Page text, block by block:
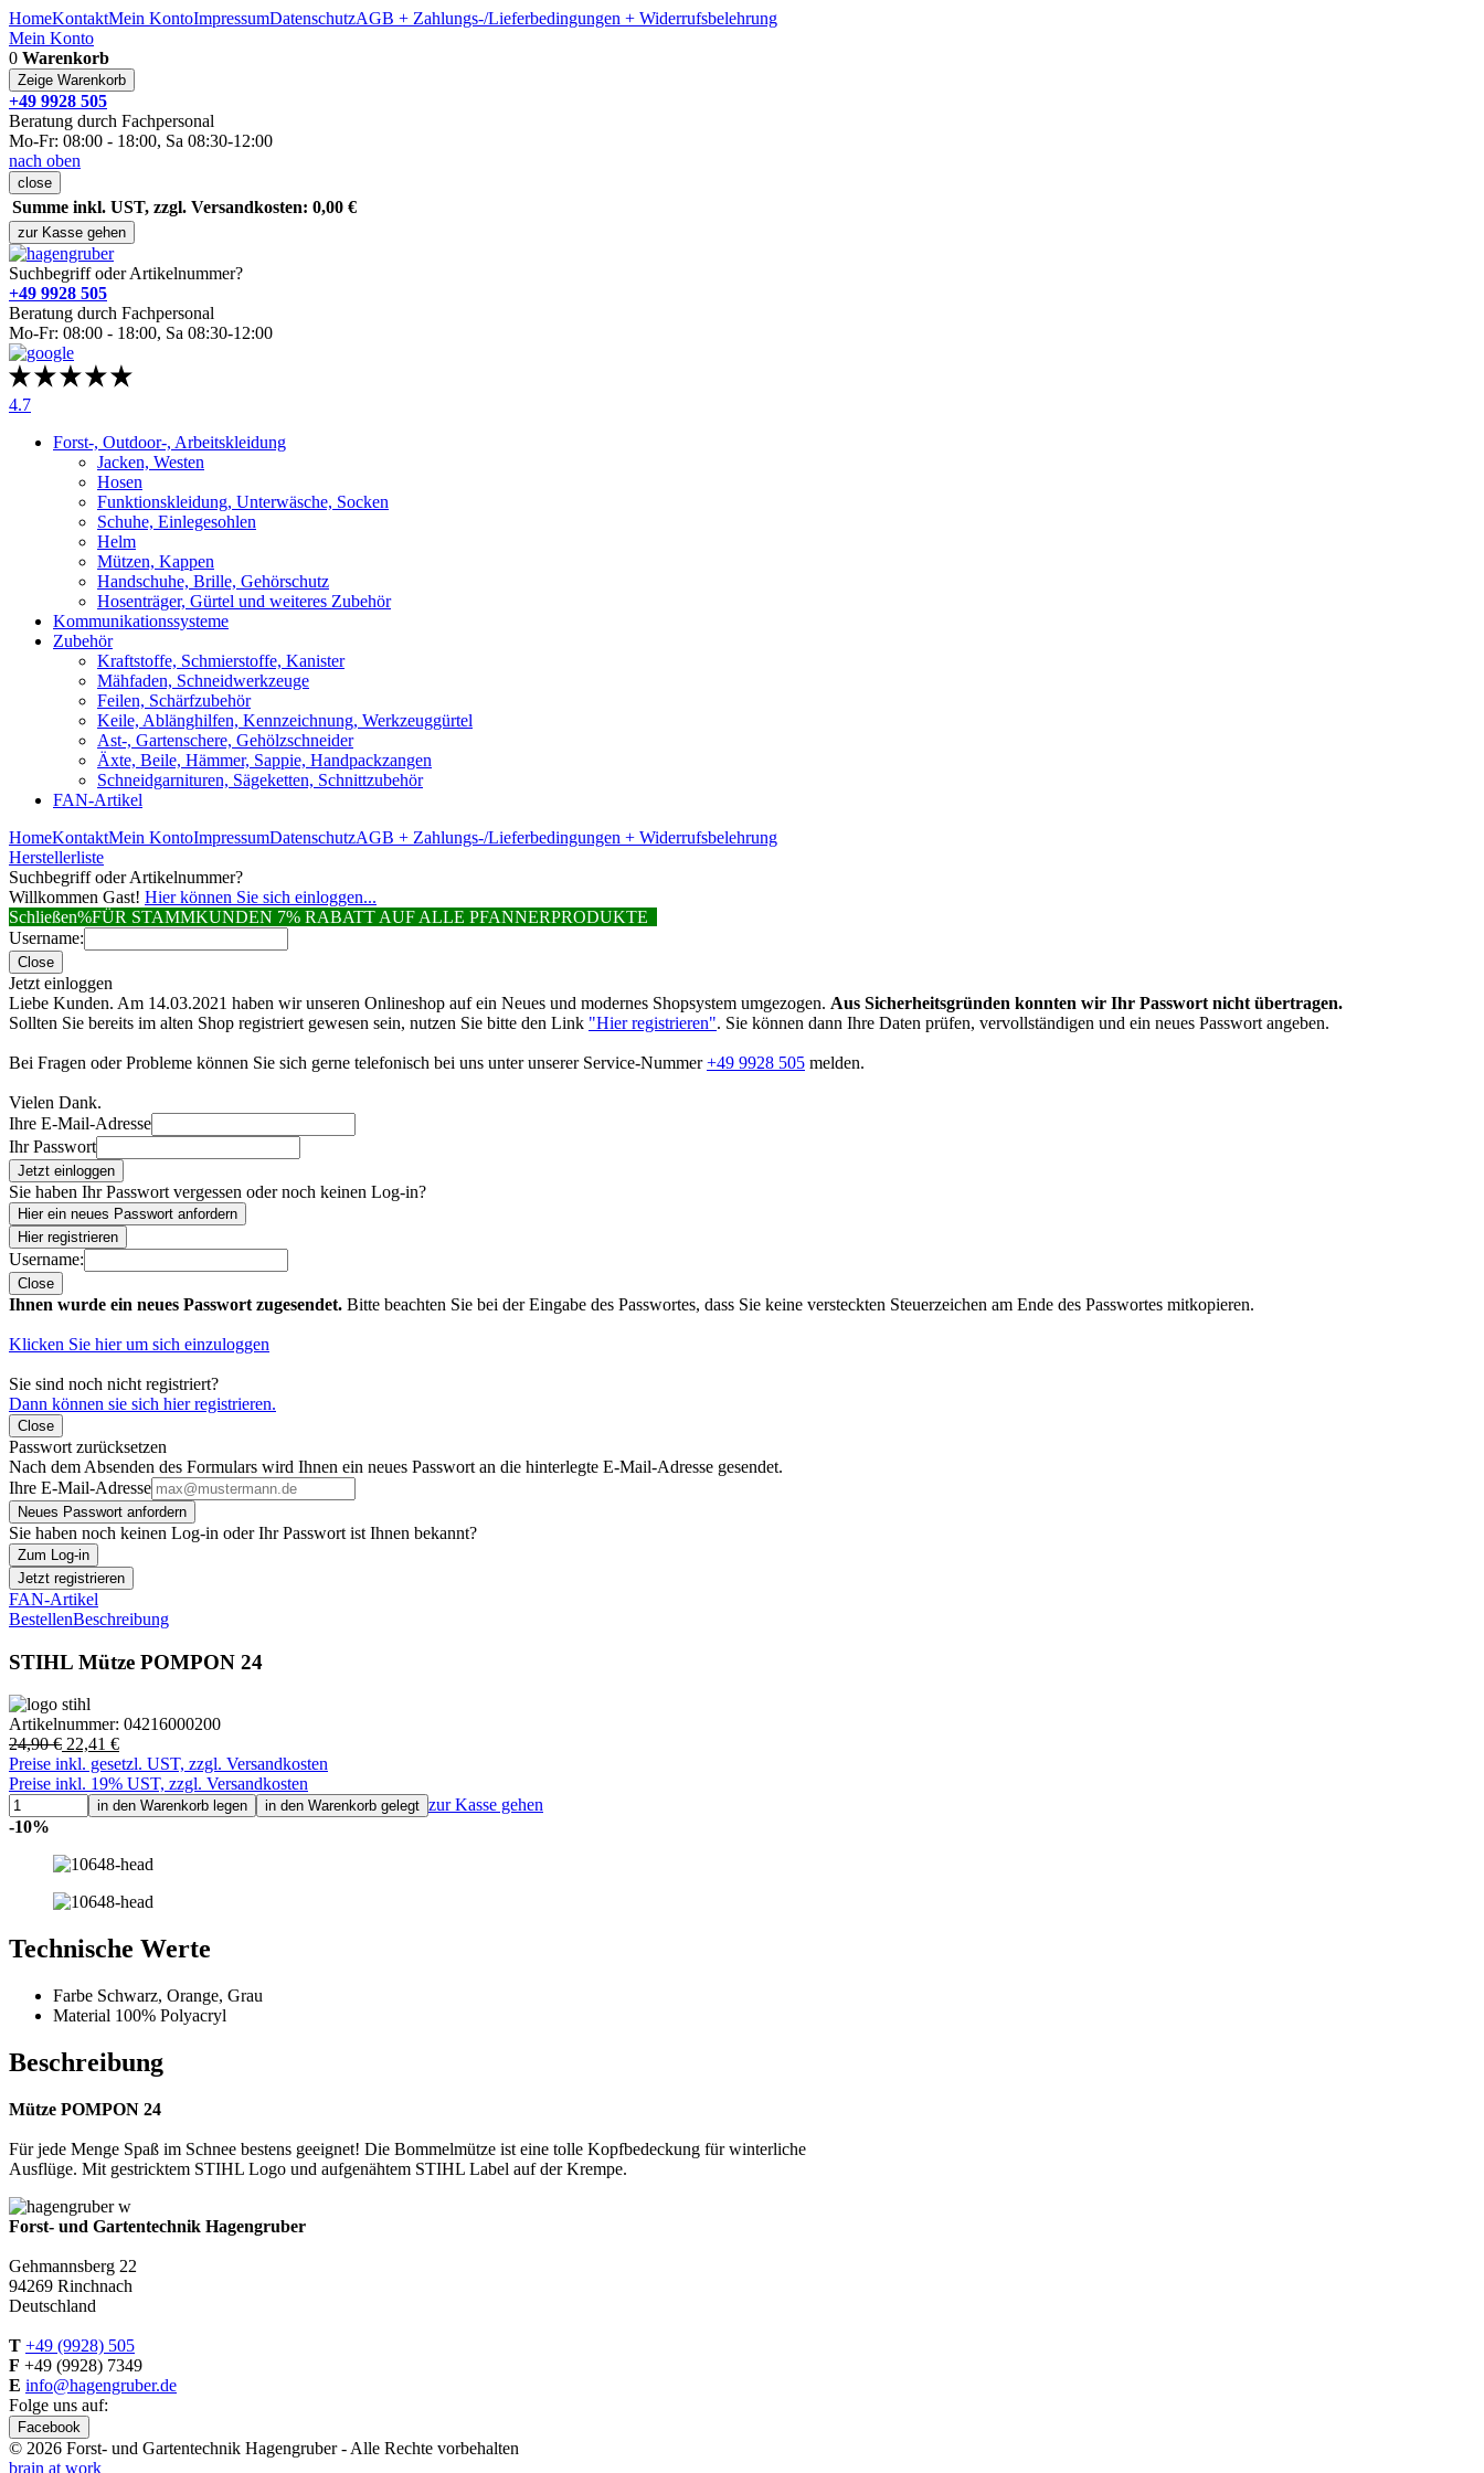
HomeKontaktMein KontoImpressumDatenschutzAGB + Zahlungs-/Lieferbedingungen + Widerrufsbelehrung
Mein Konto
0 Warenkorb
Zeige Warenkorb
+49 9928 505
Beratung durch Fachpersonal
Mo-Fr: 08:00 - 18:00, Sa 08:30-12:00
nach oben
close
Summe inkl. UST, zzgl. Versandkosten: 0,00 €
zur Kasse gehen
Suchbegriff oder Artikelnummer?
+49 9928 505
Beratung durch Fachpersonal
Mo-Fr: 08:00 - 18:00, Sa 08:30-12:00
4.7
Forst-, Outdoor-, Arbeitskleidung
Jacken, Westen
Hosen
Funktionskleidung, Unterwäsche, Socken
Schuhe, Einlegesohlen
Helm
Mützen, Kappen
Handschuhe, Brille, Gehörschutz
Hosenträger, Gürtel und weiteres Zubehör
Kommunikationssysteme
Zubehör
Kraftstoffe, Schmierstoffe, Kanister
Mähfaden, Schneidwerkzeuge
Feilen, Schärfzubehör
Keile, Ablänghilfen, Kennzeichnung, Werkzeuggürtel
Ast-, Gartenschere, Gehölzschneider
Äxte, Beile, Hämmer, Sappie, Handpackzangen
Schneidgarnituren, Sägeketten, Schnittzubehör
FAN-Artikel
HomeKontaktMein KontoImpressumDatenschutzAGB + Zahlungs-/Lieferbedingungen + Widerrufsbelehrung
Herstellerliste
Suchbegriff oder Artikelnummer?
Willkommen Gast! Hier können Sie sich einloggen...
Schließen%FÜR STAMMKUNDEN 7% RABATT AUF ALLE PFANNERPRODUKTE
Username:
Close
Jetzt einloggen
Liebe Kunden. Am 14.03.2021 haben wir unseren Onlineshop auf ein Neues und modernes Shopsystem umgezogen. Aus Sicherheitsgründen konnten wir Ihr Passwort nicht übertragen.
Sollten Sie bereits im alten Shop registriert gewesen sein, nutzen Sie bitte den Link "Hier registrieren". Sie können dann Ihre Daten prüfen, vervollständigen und ein neues Passwort angeben.
Bei Fragen oder Probleme können Sie sich gerne telefonisch bei uns unter unserer Service-Nummer+49 9928 505 melden.
Vielen Dank.
Ihre E-Mail-Adresse
Ihr Passwort
Jetzt einloggen
Sie haben Ihr Passwort vergessen oder noch keinen Log-in?
Hier ein neues Passwort anfordern
Hier registrieren
Username:
Close
Ihnen wurde ein neues Passwort zugesendet. Bitte beachten Sie bei der Eingabe des Passwortes, dass Sie keine versteckten Steuerzeichen am Ende des Passwortes mitkopieren.
Klicken Sie hier um sich einzuloggen
Sie sind noch nicht registriert?
Dann können sie sich hier registrieren.
Close
Passwort zurücksetzen
Nach dem Absenden des Formulars wird Ihnen ein neues Passwort an die hinterlegte E-Mail-Adresse gesendet.
Ihre E-Mail-Adresse
Neues Passwort anfordern
Sie haben noch keinen Log-in oder Ihr Passwort ist Ihnen bekannt?
Zum Log-in
Jetzt registrieren
FAN-Artikel
BestellenBeschreibung
STIHL Mütze POMPON 24
Artikelnummer: 04216000200
24,90 € 22,41 €
Preise inkl. gesetzl. UST, zzgl. Versandkosten
Preise inkl. 19% UST, zzgl. Versandkosten
in den Warenkorb legen in den Warenkorb gelegt zur Kasse gehen
-10%
Technische Werte
Farbe Schwarz, Orange, Grau
Material 100% Polyacryl
Beschreibung
Mütze POMPON 24
Für jede Menge Spaß im Schnee bestens geeignet! Die Bommelmütze ist eine tolle Kopfbedeckung für winterliche
Ausflüge. Mit gestricktem STIHL Logo und aufgenähtem STIHL Label auf der Krempe.
Forst- und Gartentechnik Hagengruber
Gehmannsberg 22
94269 Rinchnach
Deutschland
T +49 (9928) 505
F +49 (9928) 7349
E info@hagengruber.de
Folge uns auf:
Facebook
© 2026 Forst- und Gartentechnik Hagengruber - Alle Rechte vorbehalten
brain at work